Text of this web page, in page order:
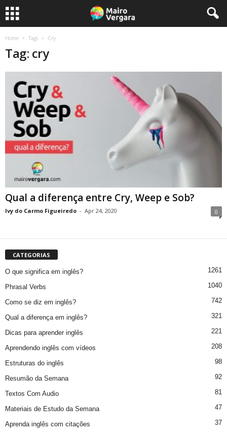
Home Tags Cry
Tag: cry
Qual a diferença entre Cry, Weep e Sob?
Ivy do Carmo Figueiredo - Apr 24, 2020 0
CATEGORIAS
O que significa em inglês? 1261
Phrasal Verbs 1040
Como se diz em inglês? 742
Qual a diferença em inglês? 321
Dicas para aprender inglês 221
Aprendendo inglês com vídeos 208
Estruturas do inglês 98
Resumão da Semana 92
Textos Com Audio 81
Materiais de Estudo da Semana 47
Aprenda inglês com citações 37